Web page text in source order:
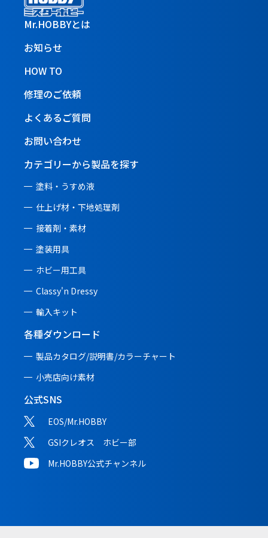
Mr.HOBBYとは
お知らせ
HOW TO
修理のご依頼
よくあるご質問
お問い合わせ
カテゴリーから製品を探す
塗料・うすめ液
仕上げ材・下地処理剤
接着剤・素材
塗装用具
ホビー用工具
Classy'n Dressy
輸入キット
各種ダウンロード
製品カタログ/説明書/カラーチャート
小売店向け素材
公式SNS
EOS/Mr.HOBBY
GSIクレオス ホビー部
Mr.HOBBY公式チャンネル